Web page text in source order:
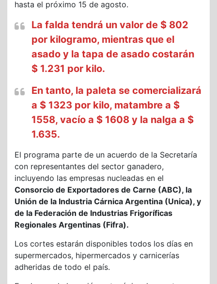
hasta el próximo 15 de agosto.
La falda tendrá un valor de $ 802
por kilogramo, mientras que el
asado y la tapa de asado costarán
$ 1.231 por kilo.
En tanto, la paleta se comercializará
a $ 1323 por kilo, matambre a $
1558, vacío a $ 1608 y la nalga a $
1.635.
El programa parte de un acuerdo de la Secretaría
con representantes del sector ganadero,
incluyendo las empresas nucleadas en el
Consorcio de Exportadores de Carne (ABC), la
Unión de la Industria Cárnica Argentina (Unica), y
de la Federación de Industrias Frigoríficas
Regionales Argentinas (Fifra).
Los cortes estarán disponibles todos los días en
supermercados, hipermercados y carnicerías
adheridas de todo el país.